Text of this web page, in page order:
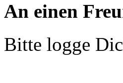
An einen
Bitte logge